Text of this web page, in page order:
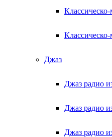
Джаз
Джаз радио
Джаз радио
Джаз радио